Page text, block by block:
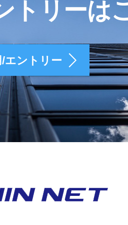
トリーは
エントリー